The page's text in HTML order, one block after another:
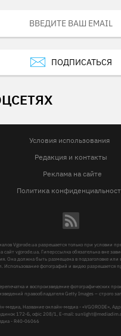
ПОДПИСАТЬСЯ
Условия использования
Редакция и контакты
Реклама на сайте
Политика
Vgorode.ua разрешается только при условии
сайт vgorode.ua. Гиперссылка обязательна вне
Она должна быть размещена в подзаголовке или
фотографий и видео разрешается
и воспроизведение фотографических
правообладателя Getty Images – строго
медиа, Название онлайн-медиа - «VGORODE»,
172-Б, офіс 208/1, E-mail:
- R40-06066